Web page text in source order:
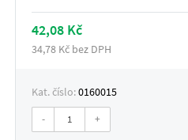
42,08 Kč
34,78 Kč bez DPH
Kat. číslo:0160015
- +